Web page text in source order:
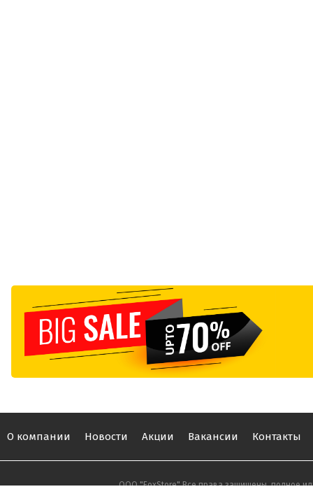
О компании Новости Акции Вакансии Контакты
ООО "FoxStore" Все права защищены, полное